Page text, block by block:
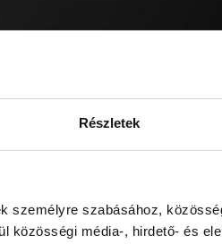
Részletek
személyre szabásához,
közösségi média-, hirdető- és